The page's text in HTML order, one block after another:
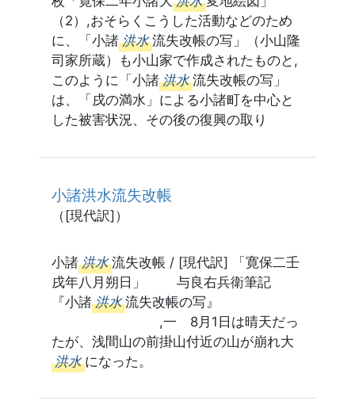
（2）,おそらくこうした活動などのため
に、「小諸 洪水 流失改帳の写」（小山隆
司家所蔵）も小山家で作成されたものと,
このように「小諸 洪水 流失改帳の写」
は、「戌の満水」による小諸町を中心と
した被害状況、その後の復興の取り
小諸洪水流失改帳
（[現代訳]）
小諸 洪水 流失改帳 / [現代訳] 「寛保二壬
戌年八月朔日」 与良右兵衛筆記
『小諸 洪水 流失改帳の写』
,一 8月1日は晴天だっ
たが、浅間山の前掛山付近の山が崩れ大
洪水 になった。